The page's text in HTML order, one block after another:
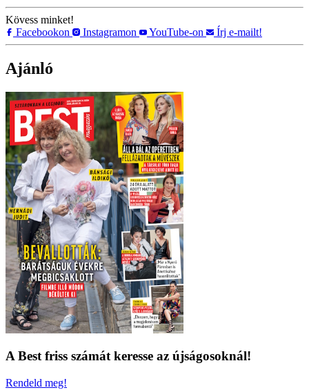
Kövess minket!
Facebookon
Instagramon YouTube-on Írj e-mailt!
Ajánló
A Best friss számát keresse az újságosoknál!
Rendeld meg!